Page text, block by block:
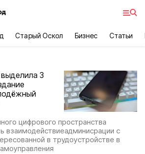
Старый Оскол Бизнес Статьи
3
цифрового пространства
взаимодействиеадминисрации с
в трудоустройстве в